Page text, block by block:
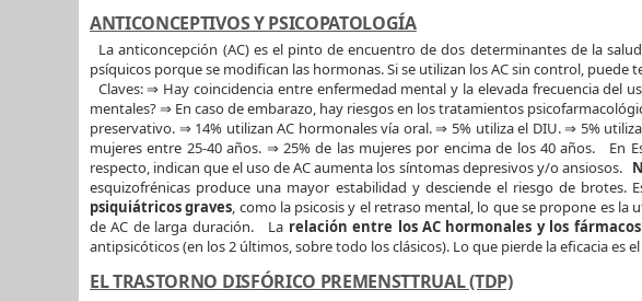
ANTICONCEPTIVOS Y PSICOPATOLOGÍA
La anticoncepción (AC) es el pinto de encuentro de dos determinantes de la
psíquicos porque se modifican las hormonas. Si se utilizan los AC sin control,
Claves: ⇒ Hay coincidencia entre enfermedad mental y la elevada frecuencia del
mentales? ⇒ En caso de embarazo, hay riesgos en los tratamientos
preservativo. ⇒ 14% utilizan AC hormonales vía oral. ⇒ 5% utiliza el DIU. ⇒ 5%
mujeres entre 25-40 años. ⇒ 25% de las mujeres por encima de los 40 años. En
respecto, indican que el uso de AC aumenta los síntomas depresivos y/o ansiosos.
esquizofrénicas produce una mayor estabilidad y desciende el riesgo de
psiquiátricos graves, como la psicosis y el retraso mental, lo que se propone es
de AC de larga duración. La relación entre los AC hormonales y los
antipsicóticos (en los 2 últimos, sobre todo los clásicos). Lo que pierde la eficacia es
EL TRASTORNO DISFÓRICO PREMENSTTRUAL (TDP)